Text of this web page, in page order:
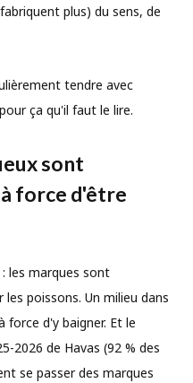
plus) du sens, de
tendre avec
ça qu'il faut le lire.
sont
force d'être
les marques sont
poissons. Un milieu dans
force d'y baigner. Et le
2026 de Havas (92 % des
se passer des marques